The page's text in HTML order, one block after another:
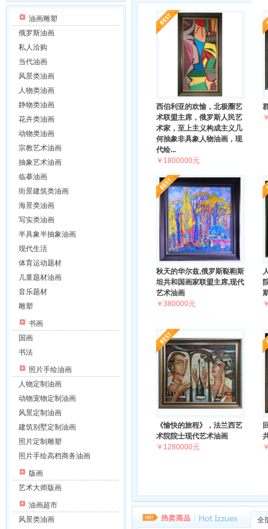
油画雕塑
俄罗斯油画
私人洽购
当代油画
风景类油画
人物类油画
静物类油画
花卉类油画
动物类油画
宗教艺术油画
抽象艺术油画
临摹油画
街景建筑类油画
海景类油画
写实类油画
半具象半抽象油画
现代生活
体育运动题材
儿童题材油画
音乐题材
雕塑
书画
国画
书法
照片手绘油画
人物定制油画
动物宠物定制油画
风景定制油画
建筑别墅定制油画
照片定制雕塑
照片手绘高档商务油画
版画
艺术大师版画
油画超市
风景类油画
西伯利亚的欢愉，北极圈艺
术联盟主席，俄罗斯人民艺
术家，至上主义构成主义几
何抽象非具象人物油画，现
代绘...
￥1800000元
秋天的华尔兹,俄罗斯鞑靼斯
坦共和国画家联盟主席,现代
艺术油画
￥380000元
《愉快的旅程》，法兰西艺
术院院士现代艺术油画
￥1280000元
全